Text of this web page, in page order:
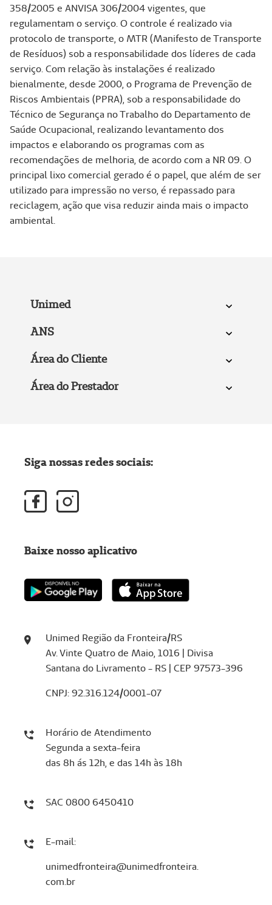
358/2005 e ANVISA 306/2004 vigentes, que
regulamentam o serviço. O controle é realizado via
protocolo de transporte, o MTR (Manifesto de Transporte
de Resíduos) sob a responsabilidade dos líderes de cada
serviço. Com relação às instalações é realizado
bienalmente, desde 2000, o Programa de Prevenção de
Riscos Ambientais (PPRA), sob a responsabilidade do
Técnico de Segurança no Trabalho do Departamento de
Saúde Ocupacional, realizando levantamento dos
impactos e elaborando os programas com as
recomendações de melhoria, de acordo com a NR 09. O
principal lixo comercial gerado é o papel, que além de ser
utilizado para impressão no verso, é repassado para
reciclagem, ação que visa reduzir ainda mais o impacto
ambiental.
Unimed
ANS
Área do Cliente
Área do Prestador
Unimed Região da Fronteira/RS
Av. Vinte Quatro de Maio, 1016 | Divisa
Santana do Livramento - RS | CEP 97573-396
CNPJ: 92.316.124/0001-07
Horário de Atendimento
Segunda a sexta-feira
das 8h ás 12h, e das 14h às 18h
SAC 0800 6450410
E-mail:
unimedfronteira@unimedfronteira.
com.br
Siga nossas redes sociais:
Baixe nosso aplicativo